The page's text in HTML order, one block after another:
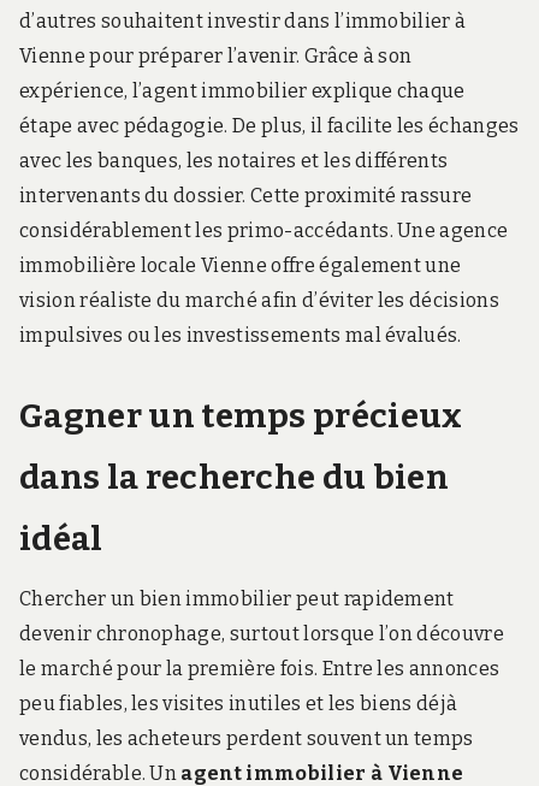
d’autres souhaitent investir dans l’immobilier à
Vienne pour préparer l’avenir. Grâce à son
expérience, l’agent immobilier explique chaque
étape avec pédagogie. De plus, il facilite les échanges
avec les banques, les notaires et les différents
intervenants du dossier. Cette proximité rassure
considérablement les primo-accédants. Une agence
immobilière locale Vienne offre également une
vision réaliste du marché afin d’éviter les décisions
impulsives ou les investissements mal évalués.
Gagner un temps précieux
dans la recherche du bien
idéal
Chercher un bien immobilier peut rapidement
devenir chronophage, surtout lorsque l’on découvre
le marché pour la première fois. Entre les annonces
peu fiables, les visites inutiles et les biens déjà
vendus, les acheteurs perdent souvent un temps
considérable. Un agent immobilier à Vienne